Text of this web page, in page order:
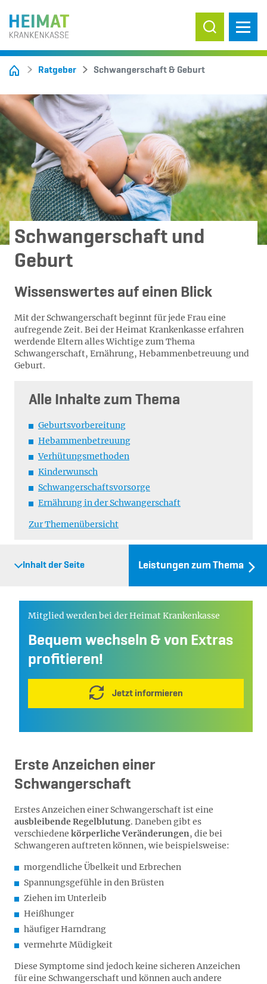
Suche ein-/
Ratgeber Schwangerschaft & Geburt
Schwangerschaft und
Geburt
Wissenswertes auf einen Blick
Mit der Schwangerschaft beginnt für jede Frau eine
aufregende Zeit. Bei der Heimat Krankenkasse erfahren
werdende Eltern alles Wichtige zum Thema
Schwangerschaft, Ernährung, Hebammenbetreuung und
Geburt.
Alle Inhalte zum Thema
Geburtsvorbereitung
Hebammenbetreuung
Verhütungsmethoden
Kinderwunsch
Schwangerschaftsvorsorge
Ernährung in der Schwangerschaft
Zur Themenübersicht
Inhalt der Seite Leistungen zum Thema
Mitglied werden bei der Heimat Krankenkasse
Bequem wechseln & von Extras
profitieren!
Jetzt informieren
Erste Anzeichen einer
Schwangerschaft
Erstes Anzeichen einer Schwangerschaft ist eine
ausbleibende Regelblutung. Daneben gibt es
verschiedene körperliche Veränderungen, die bei
Schwangeren auftreten können, wie beispielsweise:
morgendliche Übelkeit und Erbrechen
Spannungsgefühle in den Brüsten
Ziehen im Unterleib
Heißhunger
häufiger Harndrang
vermehrte Müdigkeit
Diese Symptome sind jedoch keine sicheren Anzeichen
für eine Schwangerschaft und können auch andere